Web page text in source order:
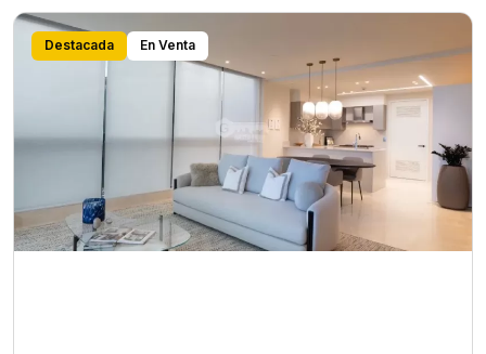
Destacada En Venta